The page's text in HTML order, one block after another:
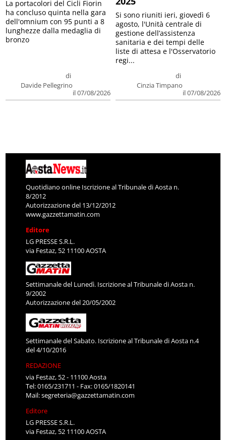
di
Davide Pellegrino
il 07/08/2026
La portacolori del Cicli Fiorin
ha concluso quinta nella gara
dell'omnium con 95 punti a 8
lunghezze dalla medaglia di
bronzo
di
Cinzia Timpano
il 07/08/2026
Si sono riuniti ieri, giovedì 6
agosto, l'Unità centrale di
gestione dell’assistenza
sanitaria e dei tempi delle
liste di attesa e l'Osservatorio
regi...
Quotidiano online Iscrizione al Tribunale di Aosta n.
8/2012
Autorizzazione del 13/12/2012
www.gazzettamatin.com
Editore
LG PRESSE S.R.L.
via Festaz, 52 11100 AOSTA
Settimanale del Lunedì. Iscrizione al Tribunale di Aosta n.
9/2002
Autorizzazione del 20/05/2002
Settimanale del Sabato. Iscrizione al Tribunale di Aosta n.4
del 4/10/2016
REDAZIONE
via Festaz, 52 - 11100 Aosta
Tel: 0165/231711 - Fax: 0165/1820141
Mail:segreteria@gazzettamatin.com
Editore
LG PRESSE S.R.L.
via Festaz, 52 11100 AOSTA